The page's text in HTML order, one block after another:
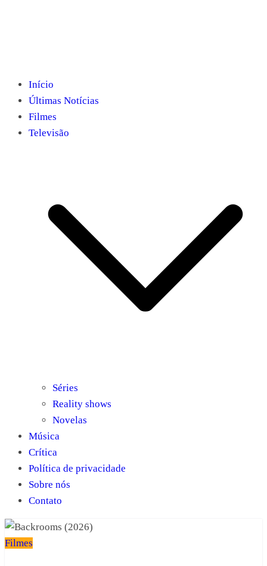
Início
Últimas Notícias
Filmes
Televisão
Séries
Reality shows
Novelas
Música
Crítica
Política de privacidade
Sobre nós
Contato
Filmes